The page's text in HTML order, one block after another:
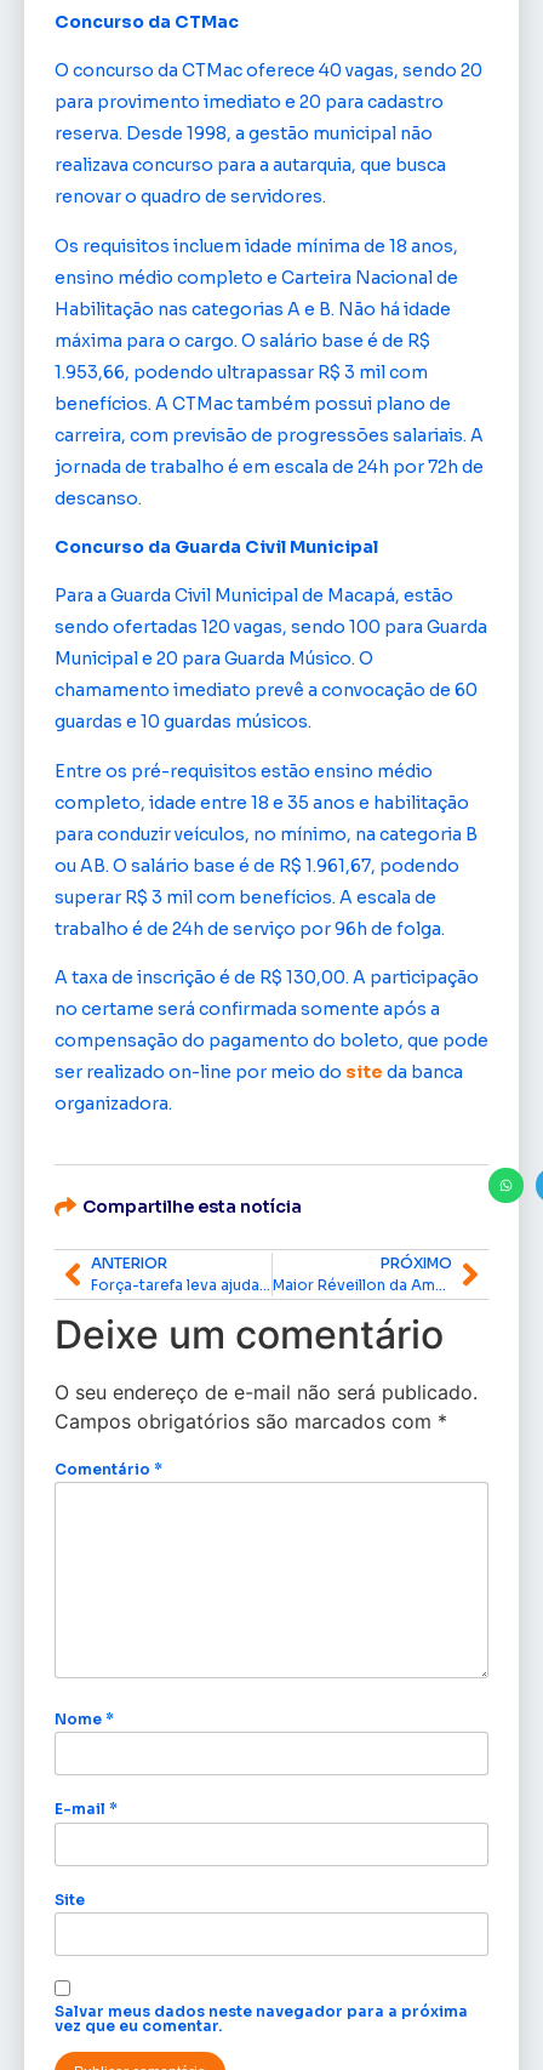
Concurso da CTMac
O concurso da CTMac oferece 40 vagas, sendo 20
para provimento imediato e 20 para cadastro
reserva. Desde 1998, a gestão municipal não
realizava concurso para a autarquia, que busca
renovar o quadro de servidores.
Os requisitos incluem idade mínima de 18 anos,
ensino médio completo e Carteira Nacional de
Habilitação nas categorias A e B. Não há idade
máxima para o cargo. O salário base é de R$
1.953,66, podendo ultrapassar R$ 3 mil com
benefícios. A CTMac também possui plano de
carreira, com previsão de progressões salariais. A
jornada de trabalho é em escala de 24h por 72h de
descanso.
Concurso da Guarda Civil Municipal
Para a Guarda Civil Municipal de Macapá, estão
sendo ofertadas 120 vagas, sendo 100 para Guarda
Municipal e 20 para Guarda Músico. O
chamamento imediato prevê a convocação de 60
guardas e 10 guardas músicos.
Entre os pré-requisitos estão ensino médio
completo, idade entre 18 e 35 anos e habilitação
para conduzir veículos, no mínimo, na categoria B
ou AB. O salário base é de R$ 1.961,67, podendo
superar R$ 3 mil com benefícios. A escala de
trabalho é de 24h de serviço por 96h de folga.
A taxa de inscrição é de R$ 130,00. A participação
no certame será confirmada somente após a
compensação do pagamento do boleto, que pode
ser realizado on-line por meio do site da banca
organizadora.
Compartilhe esta notícia
ANTERIOR
PRÓXIMO
Deixe um comentário
O seu endereço de e-mail não será publicado.
Campos obrigatórios são marcados com *
Comentário *
Nome *
E-mail *
Site
Salvar meus dados neste navegador para a próxima
vez que eu comentar.